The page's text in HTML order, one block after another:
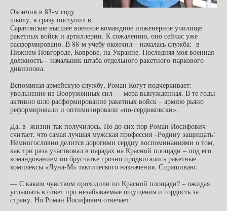
Окончив в 83-м году
школу, я сразу поступил в
Саратовское высшее военное командное инженерное училище
ракетных войск и артиллерии. К сожалению, оно сейчас уже
расформировано. В 88-м учебу окончил – началась служба: в
Нижнем Новгороде, Коврове, на Украине. Последняя моя военная
должность – начальник штаба отдельного ракетного-паркового
дивизиона.
Вспоминая армейскую службу, Роман Когут подчеркивает:
увольнение из Вооруженных сил — мера вынужденная. В те годы
активно шло расформирование ракетных войск – армию рьяно
реформировали и оптимизировали «по-сердюковски».
Да, в жизни так получилось. Но до сих пор Роман Иосифович
считает, что самая лучшая мужская профессия –Родину защищать!
Немногословно делится дорогими сердцу воспоминаниями о том,
как три раза участвовал в парадах на Красной площади – под его
командованием по брусчатке грозно продвигались ракетные
комплексы «Луна-М» тактического назначения. Спрашиваю:
— С каким чувством проходили по Красной площади? – ожидая
услышать в ответ про незабываемые ощущения и гордость за
страну. Но Роман Иосифович отвечает: